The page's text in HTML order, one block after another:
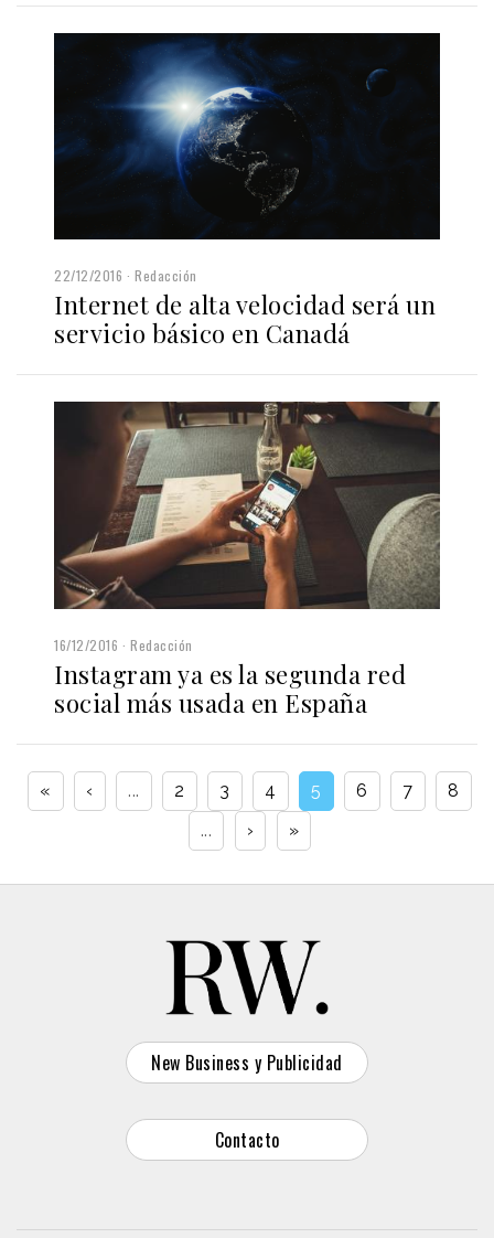
22/12/2016 Redacción
Internet de alta velocidad será un
servicio básico en Canadá
16/12/2016 Redacción
Instagram ya es la segunda red
social más usada en España
« ‹ ... 2 3 4 5 6 7
8
...
› »
New Business y Publicidad
Contacto